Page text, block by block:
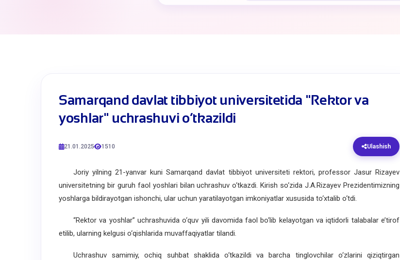
​Samarqand davlat tibbiyot universitetida "Rektor va
yoshlar" uchrashuvi o‘tkazildi
21.01.2025 1510 Ulashish
Joriy yilning 21-yanvar kuni Samarqand davlat tibbiyot universiteti rektori, professor Jasur Rizayev
universitetning bir guruh faol yoshlari bilan uchrashuv o‘tkazdi. Kirish so‘zida J.A.Rizayev Prezidentimizning
yoshlarga bildirayotgan ishonchi, ular uchun yaratilayotgan imkoniyatlar xususida to‘xtalib o‘tdi.
“Rektor va yoshlar” uchrashuvida o‘quv yili davomida faol bo‘lib kelayotgan va iqtidorli talabalar e’tirof
etilib, ularning kelgusi o‘qishlarida muvaffaqiyatlar tilandi.
Uchrashuv samimiy, ochiq suhbat shaklida o‘tkazildi va barcha tinglovchilar o‘zlarini qiziqtirgan